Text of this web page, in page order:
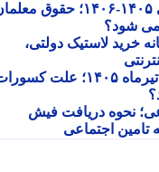
حکم حقوقی نومعلمان در سال تحصیلی ۱۴۰۵-۱۴۰۶؛ حقوق معلمان
لینک سامانه خرید لاستیک دولتی،
کسر از حقوق بازنشستگان کشوری در تیرماه ۱۴۰۵؛ علت کسورات
دریافت فیش
اجتماعی